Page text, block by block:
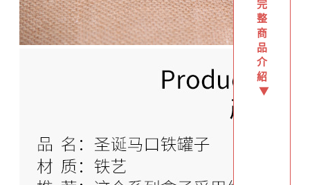
完
整
商
品
介
紹
▼